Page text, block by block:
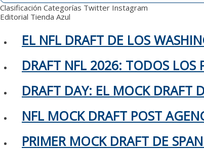
Clasificación Categorías Twitter Instagram
Editorial Tienda Azul
EL NFL DRAFT DE LOS
DRAFT NFL 2026: TODOS LOS
DRAFT DAY: EL MOCK DRAFT
NFL MOCK DRAFT POST
PRIMER MOCK DRAFT DE